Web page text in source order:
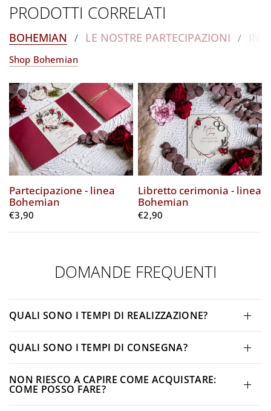
PRODOTTI CORRELATI
BOHEMIAN / LE NOSTRE PARTECIPAZIONI /
Shop Bohemian
Partecipazione - linea
Bohemian
€3,90
Libretto cerimonia - linea
Bohemian
€2,90
DOMANDE FREQUENTI
QUALI SONO I TEMPI DI REALIZZAZIONE?
QUALI SONO I TEMPI DI CONSEGNA?
NON RIESCO A CAPIRE COME ACQUISTARE:
COME POSSO FARE?